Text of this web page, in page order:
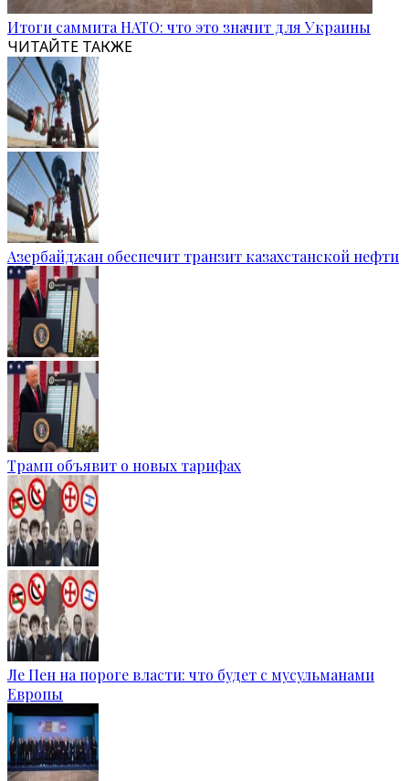
Итоги саммита НАТО: что это значит для Украины
ЧИТАЙТЕ ТАКЖЕ
Азербайджан обеспечит транзит казахстанской нефти
Трамп объявит о новых тарифах
Ле Пен на пороге власти: что будет с мусульманами
Европы